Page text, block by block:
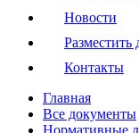
Новости
Разместить
Контакты
Главная
Все документы
Нормативные